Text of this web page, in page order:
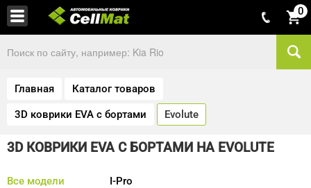
0
Главная Каталог товаров
3D коврики EVA с бортами Evolute
3D КОВРИКИ EVA С БОРТАМИ НА EVOLUTE
Все модели I-Pro